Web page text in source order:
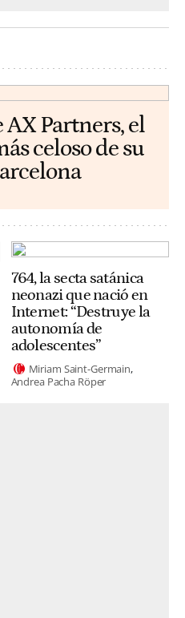
AX Partners, el
celoso de su
764, la secta satánica
neonazi que nació en
Internet: “Destruye la
autonomía de
adolescentes”
Miriam Saint-Germain
Andrea Pacha Röper